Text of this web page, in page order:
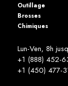
Outillage
Brosses
Chimiques
Lun-Ven, 8h
+1 (888) 452-
+1 (450) 477­-